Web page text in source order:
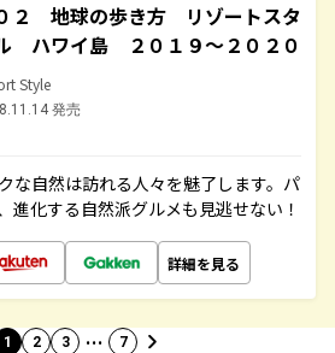
２ 地球の歩き方 リゾートスタ
ハワイ島 ２０１９～２０２０
Style
発売
な自然は訪れる人々を魅了します。パ
進化する自然派グルメも見逃せない！
詳細を見る
1 2 3 … 7